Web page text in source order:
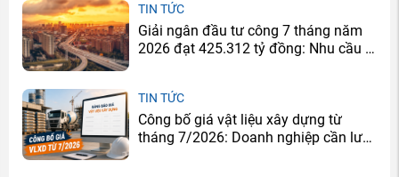
TIN TỨC
Giải ngân đầu tư công 7 tháng năm
2026 đạt 425.312 tỷ đồng: Nhu cầu xi
TIN TỨC
Công bố giá vật liệu xây dựng từ
tháng 7/2026: Doanh nghiệp cần lưu